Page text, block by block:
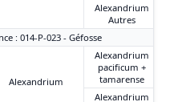
Alexandrium
Autres
: 014-P-023 - Géfosse
Alexandrium
Alexandrium
pacificum +
tamarense
Alexandrium